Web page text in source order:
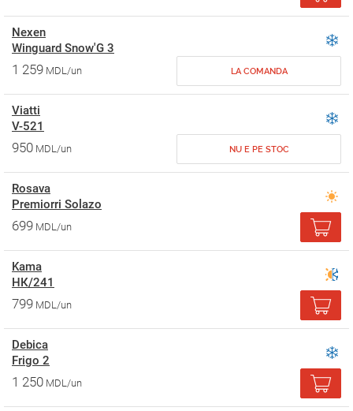
Nexen
Winguard Snow'G 3
1 259 MDL/un LA COMANDA
Viatti
V-521
950 MDL/un NU E PE STOC
Rosava
Premiorri Solazo
699 MDL/un
Kama
НК/241
799 MDL/un
Debica
Frigo 2
1 250 MDL/un